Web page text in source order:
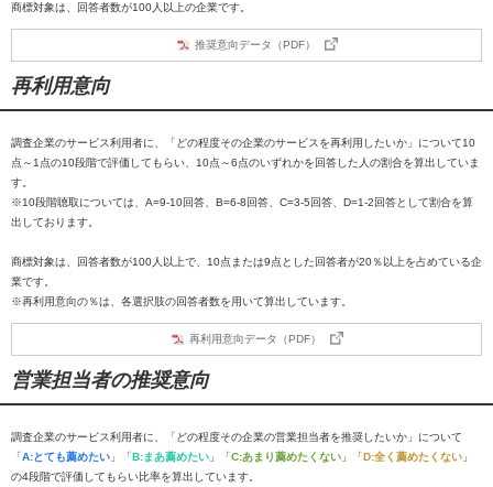
商標対象は、回答者数が100人以上の企業です。
推奨意向データ（PDF）
再利用意向
調査企業のサービス利用者に、「どの程度その企業のサービスを再利用したいか」について10
点～1点の10段階で評価してもらい、10点～6点のいずれかを回答した人の割合を算出していま
す。
※10段階聴取については、A=9-10回答、B=6-8回答、C=3-5回答、D=1-2回答として割合を算
出しております。
商標対象は、回答者数が100人以上で、10点または9点とした回答者が20％以上を占めている企
業です。
※再利用意向の％は、各選択肢の回答者数を用いて算出しています。
再利用意向データ（PDF）
営業担当者の推奨意向
調査企業のサービス利用者に、「どの程度その企業の営業担当者を推奨したいか」について
「A:とても薦めたい 」「B:まあ薦めたい 」「C:あまり薦めたくない 」「D:全く薦めたくない 」
の4段階で評価してもらい比率を算出しています。